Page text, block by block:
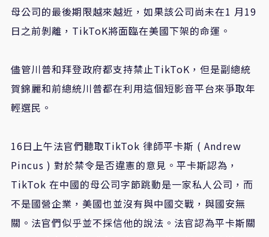
母公司的最後期限越來越近，如果該公司尚未在1 月19
日之前剝離，TikToK將面臨在美國下架的命運。
儘管川普和拜登政府都支持禁止TikToK，但是副總統
賀錦麗和前總統川普都在利用這個短影音平台來爭取年
輕選民。
16日上午法官們聽取TikTok 律師平卡斯 ( Andrew
Pincus ) 對於禁令是否違憲的意見。平卡斯認為，
TikTok 在中國的母公司字節跳動是一家私人公司，而
不是國營企業，美國也並沒有與中國交戰，與國安無
關。法官們似乎並不採信他的說法。法官認為平卡斯關